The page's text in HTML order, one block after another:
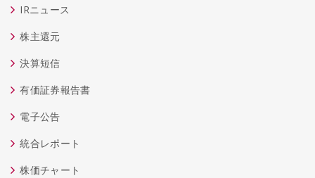
IRニュース
株主還元
決算短信
有価証券報告書
電子公告
統合レポート
株価チャート